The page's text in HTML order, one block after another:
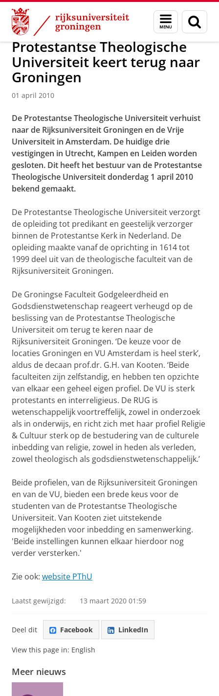
Skip
Content
Skip
Navigation
Menu
en
zoeken
Over ons Actueel Nieuws Nieuwsberichten
Protestantse Theologische
Universiteit keert terug naar
Groningen
01 april 2010
De Protestantse Theologische Universiteit verhuist
naar de Rijksuniversiteit Groningen en de Vrije
Universiteit in Amsterdam. De huidige drie
vestigingen in Utrecht, Kampen en Leiden worden
gesloten. Dit heeft het bestuur van de Protestantse
Theologische Universiteit donderdag 1 april 2010
bekend gemaakt.
De Protestantse Theologische Universiteit verzorgt
de opleiding tot predikant en geestelijk verzorger
binnen de Protestantse Kerk in Nederland. De
opleiding maakte vanaf de oprichting in 1614 tot
1999 deel uit van de theologische faculteit van de
Rijksuniversiteit Groningen.
De Groningse Faculteit Godgeleerdheid en
Godsdienstwetenschap reageert verheugd op de
beslissing van de Protestantse Theologische
Universiteit om terug te keren naar de
Rijksuniversiteit Groningen. ‘De keuze voor de
locaties Groningen en VU Amsterdam is heel sterk’,
aldus de decaan prof.dr. G.H. van Kooten. ‘Beide
faculteiten zijn zelfstandig, en hebben ten opzichte
van elkaar een geheel eigen profiel. De VU is sterk
protestants en interreligieus. De RUG is
wetenschappelijk voortreffelijk, zowel in onderzoek
als in onderwijs, en richt zich met haar profiel Religie
& Cultuur sterk op de bestudering van de culturele
inbedding van religie, zowel in heden als verleden,
zowel theologisch als godsdienstwetenschappelijk.’
Beide profielen, van de Rijksuniversiteit Groningen
en van de VU, bieden een brede keus voor de
studenten van de Protestantse Theologische
Universiteit. Van Kooten ziet uitstekende
mogelijkheden voor inbedding en samenwerking.
'Beide instellingen kunnen elkaar hierdoor nog
verder versterken.'
Zie ook: website PThU
Laatst gewijzigd: 13 maart 2020 01:59
Deel dit Facebook LinkedIn
View this page in: English
Meer nieuws